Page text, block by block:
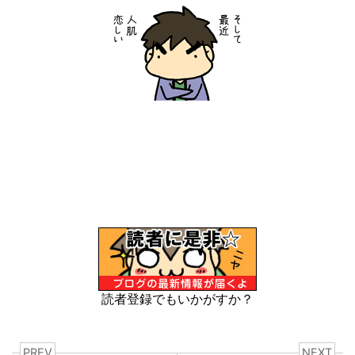
読者登録でもいかがすか？
PREV NEXT